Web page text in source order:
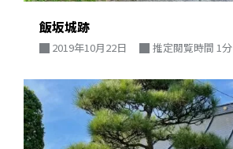
飯坂城跡
2019年10月22日 推定閲覧時間 1分